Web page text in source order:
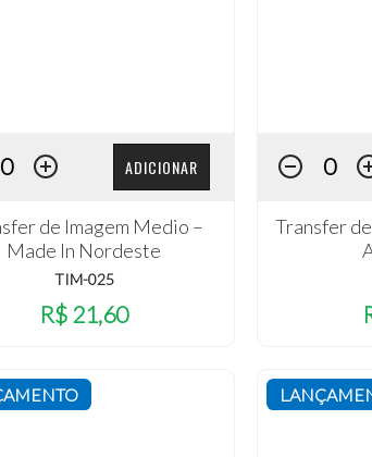
ADICIONAR
de Imagem Medio –
Made In Nordeste
TIM-025
R$ 21,60
Transfer